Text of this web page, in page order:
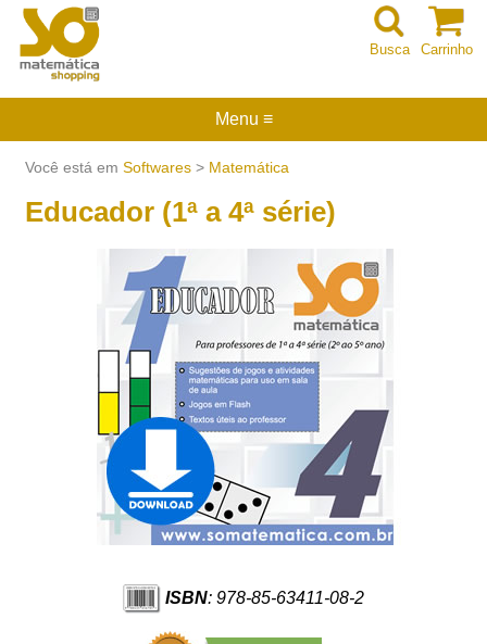
Carrinho
Busca
Menu ≡
Você está emSoftwares > Matemática
Educador (1ª a 4ª série)
ISBN: 978-85-63411-08-2